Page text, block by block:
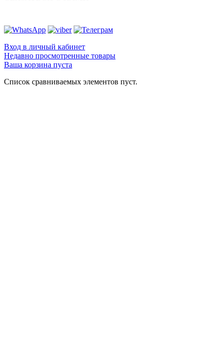
Вход в личный кабинет
Недавно просмотренные товары
Ваша корзина пуста
Список сравниваемых элементов пуст.